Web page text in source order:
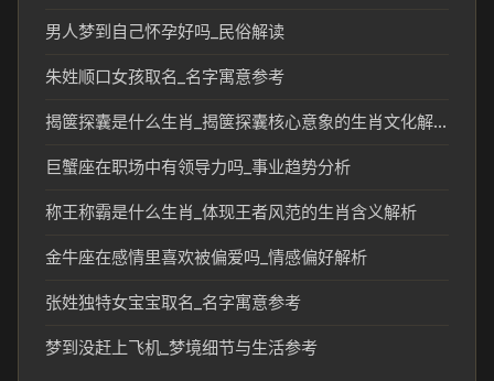
男人梦到自己怀孕好吗_民俗解读
朱姓顺口女孩取名_名字寓意参考
揭箧探囊是什么生肖_揭箧探囊核心意象的生肖文化解读
巨蟹座在职场中有领导力吗_事业趋势分析
称王称霸是什么生肖_体现王者风范的生肖含义解析
金牛座在感情里喜欢被偏爱吗_情感偏好解析
张姓独特女宝宝取名_名字寓意参考
梦到没赶上飞机_梦境细节与生活参考